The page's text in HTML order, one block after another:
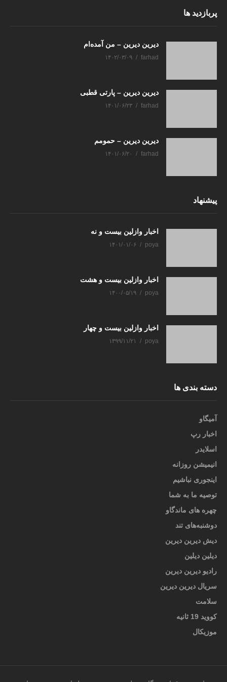
پربازدید ها
دیرین دیرین – من آمده‌ام
farhad ۱۴۰۲/۰۳/۰۹
دیرین دیرین – پارتی قطبی
farhad ۱۴۰۱/۰۶/۲۳
دیرین دیرین – حمومم
farhad ۱۴۰۱/۰۶/۲۰
پیشنهاد
اخبار وازلین بیست و نه
poya ۱۴۰۱/۰۱/۰۶
اخبار وازلین بیست و هشت
poya ۱۴۰۰/۰۵/۱۹
اخبار وازلین بیست و چهار
poya ۱۳۹۹/۱۱/۲۱
دسته بندی ها
آمیگاو
اخبار رپ
اسلایدر
انیمیشن روزانه
اینجوری نباشیم
توصیه ما به شما
چهره های ماندگاو
دوشنبه‌های تند
دیش دیرین دیرین
دیلین دیلین
رادیو دیرین دیرین
سریال دیرین دیرین
سلامت
کووید 19 ثانیه
موزیکال